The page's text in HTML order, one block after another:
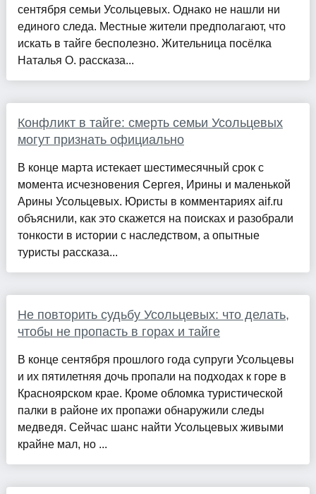
сентября семьи Усольцевых. Однако не нашли ни
единого следа. Местные жители предполагают, что
искать в тайге бесполезно. Жительница посёлка
Наталья О. рассказа...
Конфликт в тайге: смерть семьи Усольцевых
могут признать официально
В конце марта истекает шестимесячный срок с
момента исчезновения Сергея, Ирины и маленькой
Арины Усольцевых. Юристы в комментариях aif.ru
объяснили, как это скажется на поисках и разобрали
тонкости в истории с наследством, а опытные
туристы рассказа...
Не повторить судьбу Усольцевых: что делать,
чтобы не пропасть в горах и тайге
В конце сентября прошлого года супруги Усольцевы
и их пятилетняя дочь пропали на подходах к горе в
Красноярском крае. Кроме обломка туристической
палки в районе их пропажи обнаружили следы
медведя. Сейчас шанс найти Усольцевых живыми
крайне мал, но ...